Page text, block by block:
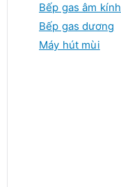
Bếp gas âm kính
Bếp gas dương
Máy hút mùi